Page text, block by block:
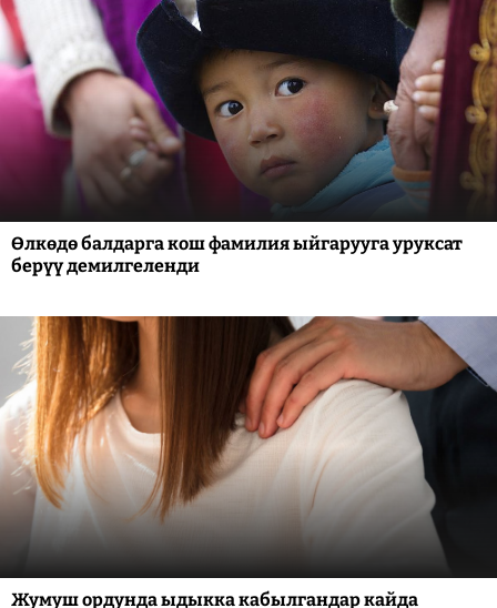
Өлкөдө балдарга кош фамилия ыйгарууга уруксат
берүү демилгеленди
Жумуш ордунда ыдыкка кабылгандар кайда